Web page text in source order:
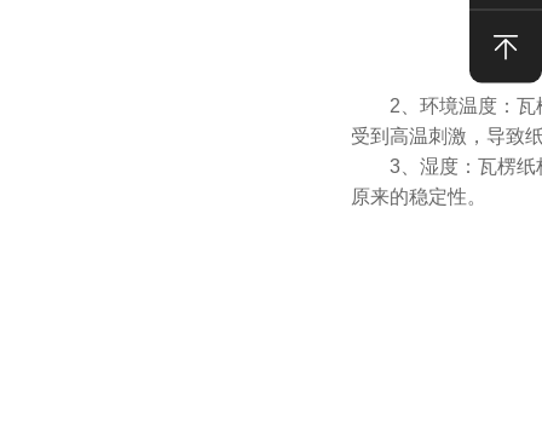
2、环境温度：瓦楞
受到高温刺激，导致
3、湿度：瓦楞纸杯
原来的稳定性。